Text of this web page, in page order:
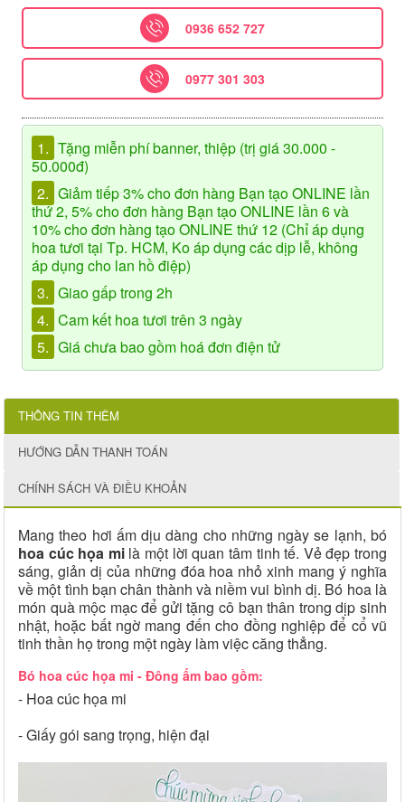
0936 652 727
0977 301 303
1. Tặng miễn phí banner, thiệp (trị giá 30.000 -
50.000đ)
2. Giảm tiếp 3% cho đơn hàng Bạn tạo ONLINE lần
thứ 2, 5% cho đơn hàng Bạn tạo ONLINE lần 6 và
10% cho đơn hàng tạo ONLINE thứ 12 (Chỉ áp dụng
hoa tươi tại Tp. HCM, Ko áp dụng các dịp lễ, không
áp dụng cho lan hồ điệp)
3. Giao gấp trong 2h
4. Cam kết hoa tươi trên 3 ngày
5. Giá chưa bao gồm hoá đơn điện tử
THÔNG TIN THÊM
HƯỚNG DẪN THANH TOÁN
CHÍNH SÁCH VÀ ĐIỀU KHOẢN
Mang theo hơi ấm dịu dàng cho những ngày se lạnh, bó
hoa cúc họa milà một lời quan tâm tinh tế. Vẻ đẹp trong
sáng, giản dị của những đóa hoa nhỏ xinh mang ý nghĩa
về một tình bạn chân thành và niềm vui bình dị. Bó hoa là
món quà mộc mạc để gửi tặng cô bạn thân trong dịp sinh
nhật, hoặc bất ngờ mang đến cho đồng nghiệp để cổ vũ
tinh thần họ trong một ngày làm việc căng thẳng.
Bó hoa cúc họa mi - Đông ấm bao gồm:
- Hoa cúc họa mi
- Giấy gói sang trọng, hiện đại